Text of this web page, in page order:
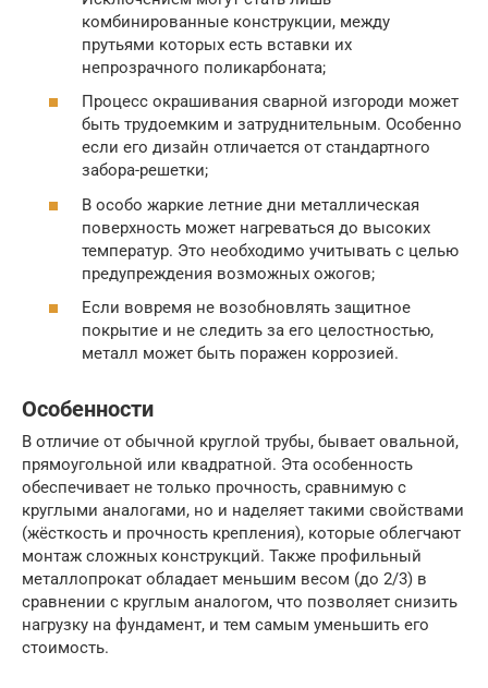
комбинированные конструкции, между
прутьями которых есть вставки их
непрозрачного поликарбоната;
Процесс окрашивания сварной изгороди может
быть трудоемким и затруднительным. Особенно
если его дизайн отличается от стандартного
забора-решетки;
В особо жаркие летние дни металлическая
поверхность может нагреваться до высоких
температур. Это необходимо учитывать с целью
предупреждения возможных ожогов;
Если вовремя не возобновлять защитное
покрытие и не следить за его целостностью,
металл может быть поражен коррозией.
Особенности
В отличие от обычной круглой трубы, бывает овальной,
прямоугольной или квадратной. Эта особенность
обеспечивает не только прочность, сравнимую с
круглыми аналогами, но и наделяет такими свойствами
(жёсткость и прочность крепления), которые облегчают
монтаж сложных конструкций. Также профильный
металлопрокат обладает меньшим весом (до 2/3) в
сравнении с круглым аналогом, что позволяет снизить
нагрузку на фундамент, и тем самым уменьшить его
стоимость.